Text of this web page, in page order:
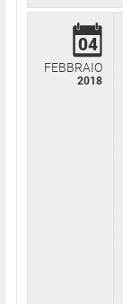
04
FEBBRAIO
2018